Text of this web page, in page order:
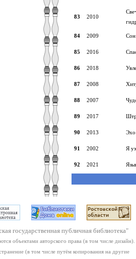
83 2010
84 2009 Сон
85 2016
86 2018
87 2008
88 2007
89 2017
90 2013 Эхо
91 2002 Я
92 2021
государственная публичная библиотека"
объектами авторского права (в том числе дизайн).
(в том числе путём копирования на другие